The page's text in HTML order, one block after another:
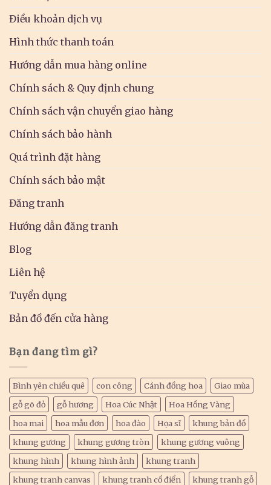
Điều khoản dịch vụ
Hình thức thanh toán
Hướng dẫn mua hàng online
Chính sách & Quy định chung
Chính sách vận chuyển giao hàng
Chính sách bảo hành
Quá trình đặt hàng
Chính sách bảo mật
Đăng tranh
Hướng dẫn đăng tranh
Blog
Liên hệ
Tuyển dụng
Bản đồ đến cửa hàng
Bạn đang tìm gì?
Bình yên chiều quê con công Cánh đồng hoa
Giao mùa
gỗ gõ đỏ
gỗ hương Hoa Cúc Nhật
Hoa Hồng Vàng
hoa mai
hoa mẫu đơn hoa đào Họa sĩ
khung bản đồ
khung gương
khung gương tròn
khung gương vuông
khung hình
khung hình ảnh
khung tranh
khung tranh canvas
khung tranh cổ điển
khung tranh gỗ